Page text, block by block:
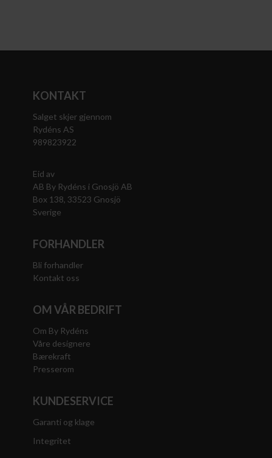
KONTAKT
Salget skjer gjennom
Rydéns AS
989823922
Eid av
AB By Rydéns i Gnosjö AB
Box 138, 33523 Gnosjö
Sverige
FORHANDLER
Bli forhandler
Kontakt oss
OM VÅR BEDRIFT
Om By Rydéns
Våre designere
Bærekraft
Presserom
KUNDESERVICE
Garanti og klage
Integritet